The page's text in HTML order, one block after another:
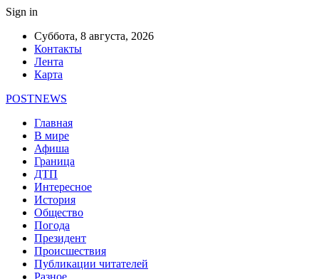
Sign in
Суббота, 8 августа, 2026
Контакты
Лента
Карта
POSTNEWS
Главная
В мире
Афиша
Граница
ДТП
Интересное
История
Общество
Погода
Президент
Происшествия
Публикации читателей
Разное